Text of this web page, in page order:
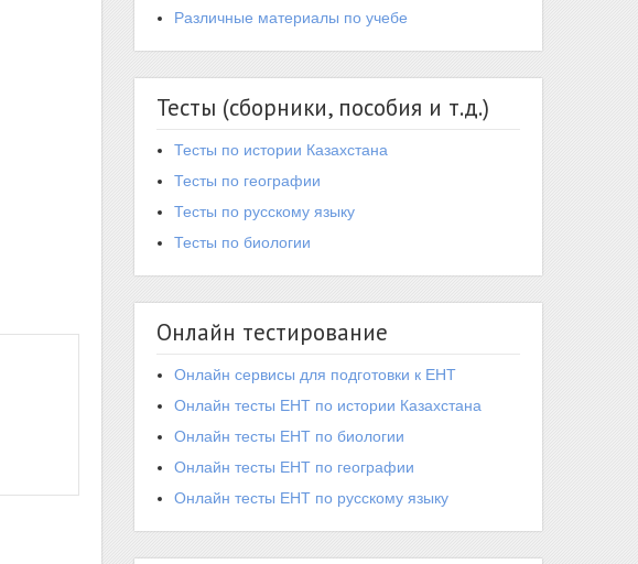
Различные материалы по учебе
Тесты (сборники, пособия и т.д.)
Тесты по истории Казахстана
Тесты по географии
Тесты по русскому языку
Тесты по биологии
Онлайн тестирование
Онлайн сервисы для подготовки к ЕНТ
Онлайн тесты ЕНТ по истории Казахстана
Онлайн тесты ЕНТ по биологии
Онлайн тесты ЕНТ по географии
Онлайн тесты ЕНТ по русскому языку